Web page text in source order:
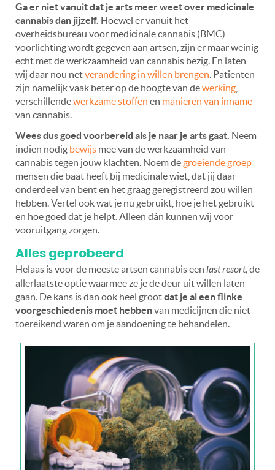
Ga er niet vanuit dat je arts meer weet over medicinale
cannabis dan jijzelf. Hoewel er vanuit het
overheidsbureau voor medicinale cannabis (BMC)
voorlichting wordt gegeven aan artsen, zijn er maar weinig
echt met de werkzaamheid van cannabis bezig. En laten
wij daar nou netverandering in willen brengen. Patiënten
zijn namelijk vaak beter op de hoogte van dewerking
verschillendewerkzame stoffen en manieren van inname
van cannabis.
Wees dus goed voorbereid als je naar je arts gaat. Neem
indien nodig bewijs mee van de werkzaamheid van
cannabis tegen jouw klachten. Noem degroeiende groep
mensen die baat heeft bij medicinale wiet, dat jij daar
onderdeel van bent en het graag geregistreerd zou willen
hebben. Vertel ook wat je nu gebruikt, hoe je het gebruikt
en hoe goed dat je helpt. Alleen dán kunnen wij voor
vooruitgang zorgen.
Alles geprobeerd
Helaas is voor de meeste artsen cannabis een last resort,de
allerlaatste optie waarmee ze je de deur uit willen laten
gaan. De kans is dan ook heel grootdat je al een flinke
voorgeschiedenis moet hebbenvan medicijnen die niet
toereikend waren om je aandoening te behandelen.